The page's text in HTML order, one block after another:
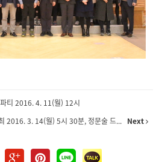
티 2016. 4. 11(월) 12시
2016. 3. 14(월) 5시 30분, 정문술 드... Next